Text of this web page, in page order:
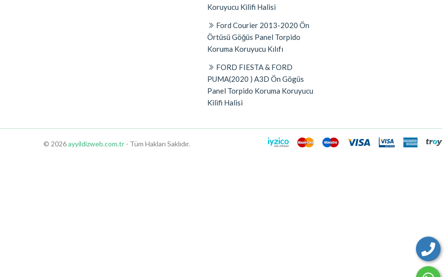
Koruyucu Kilifi Halisi
Ford Courier 2013-2020 Ön
Örtüsü Göğüs Panel Torpido
Koruma Koruyucu Kılıfı
FORD FIESTA & FORD
PUMA(2020 ) A3D Ön Gögüs
Panel Torpido Koruma Koruyucu
Kilifi Halisi
© 2026ayyildizweb.com.tr- Tüm Hakları Saklıdır.